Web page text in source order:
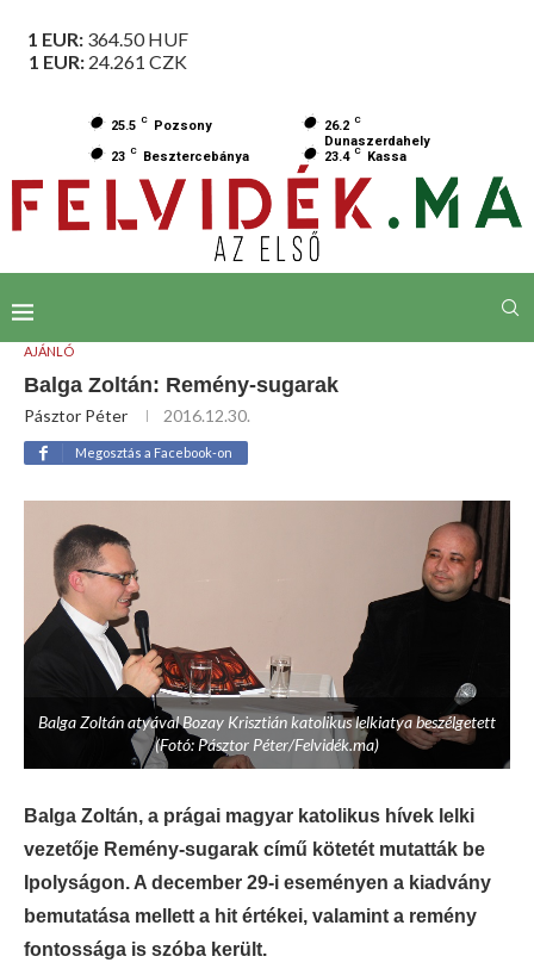
1 EUR: 364.50HUF
1 EUR: 24.261 CZK
25.5 C Pozsony 26.2 C
Dunaszerdahely
23 C Besztercebánya 23.4 C Kassa
AJÁNLÓ
Balga Zoltán: Remény-sugarak
Pásztor Péter 2016.12.30.
Megosztás a Facebook-on
Balga Zoltán atyával Bozay Krisztián katolikus lelkiatya beszélgetett
(Fotó: Pásztor Péter/Felvidék.ma)
Balga Zoltán, a prágai magyar katolikus hívek lelki
vezetője Remény-sugarak című kötetét mutatták be
Ipolyságon. A december 29-i eseményen a kiadvány
bemutatása mellett a hit értékei, valamint a remény
fontossága is szóba került.